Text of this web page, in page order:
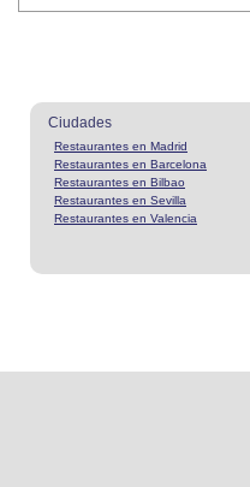
Ciudades
Restaurantes en Madrid
Restaurantes en Barcelona
Restaurantes en Bilbao
Restaurantes en Sevilla
Restaurantes en Valencia